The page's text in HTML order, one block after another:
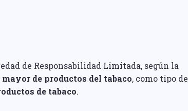
de Responsabilidad Limitada, según la
de productos del tabaco, como tipo de
de tabaco.